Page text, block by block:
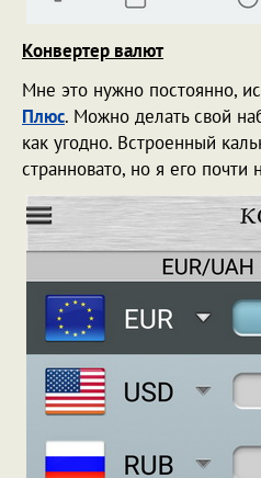
Конвертер валют
Мне это нужно постоянно,
Плюс. Можно делать свой
как угодно. Встроенный
странновато, но я его почти